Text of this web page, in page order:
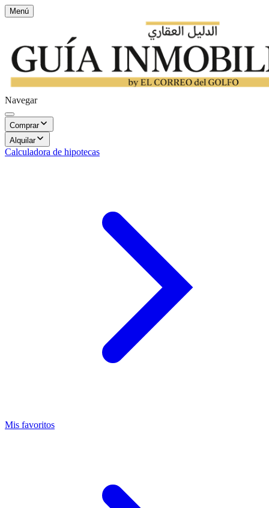
Menú
Navegar
Comprar
Alquilar
Calculadora de hipotecas
Mis favoritos